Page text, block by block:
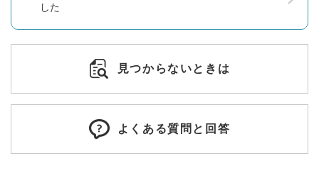
した
見つからないときは
よくある質問と回答